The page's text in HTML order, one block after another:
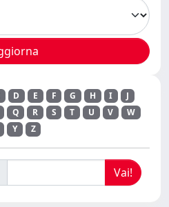
D E F G H I
J
Q R S T U V
W
Y Z